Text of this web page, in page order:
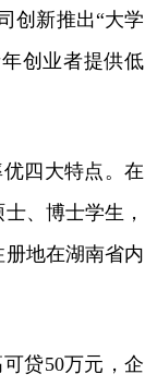
创新推出“大学
创业者提供低
四大特点。在
、博士学生，
地在湖南省内
贷50万元，企